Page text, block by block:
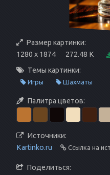
Размер картинки:
1280 x 1874
272.48 K
Темы картинки:
Игры Шахматы
Палитра цветов:
Источники:
Kartinko.ru
Ссылка на
Поделиться: